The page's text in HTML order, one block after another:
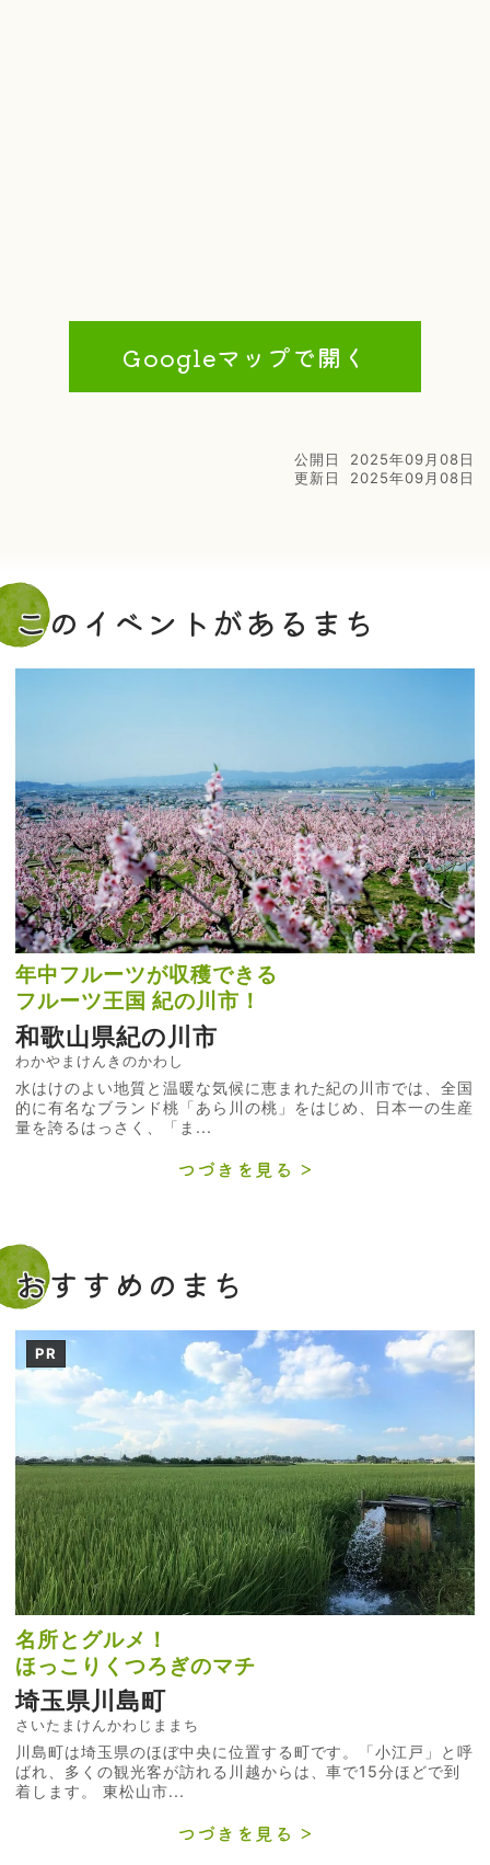
Googleマップで開く
公開日
2025年09月08日
更新日
2025年09月08日
このイベントがあるまち
年中フルーツが収穫できる
フルーツ王国 紀の川市！
和歌山県紀の川市
わかやまけんきのかわし
水はけのよい地質と温暖な気候に恵まれた紀の川市では、全国
的に有名なブランド桃「あら川の桃」をはじめ、日本一の生産
量を誇るはっさく、「ま...
つづきを見る
おすすめのまち
PR
名所とグルメ！
ほっこりくつろぎのマチ
埼玉県川島町
さいたまけんかわじままち
川島町は埼玉県のほぼ中央に位置する町です。「小江戸」と呼
ばれ、多くの観光客が訪れる川越からは、車で15分ほどで到
着します。 東松山市...
つづきを見る